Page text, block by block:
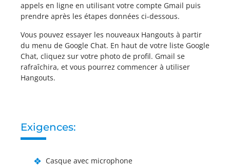
appels en ligne en utilisant votre compte Gmail puis
prendre après les étapes données ci-dessous.
Vous pouvez essayer les nouveaux Hangouts à partir
du menu de Google Chat. En haut de votre liste Google
Chat, cliquez sur votre photo de profil. Gmail se
rafraîchira, et vous pourrez commencer à utiliser
Hangouts.
Exigences:
Casque avec microphone